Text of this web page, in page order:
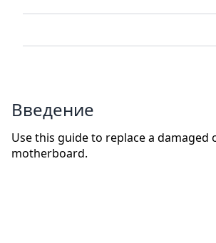
Введение
Use this guide to replace a damaged
motherboard.